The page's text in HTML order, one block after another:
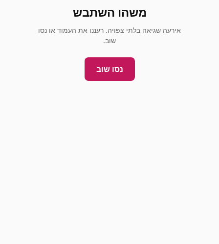
משהו השתבש
אירעה שגיאה בלתי צפויה. רעננו את העמוד או נסו
שוב.
נסו שוב